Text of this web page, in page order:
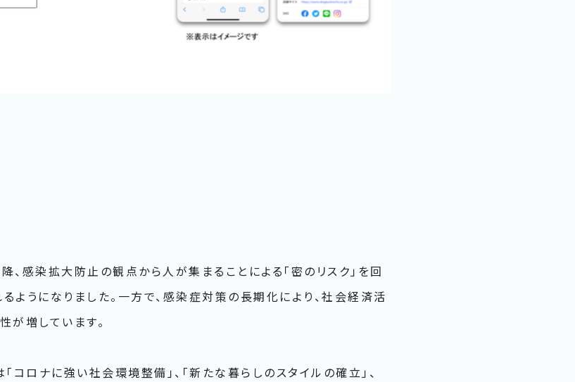
感染拡大防止の観点から人が集まることによる「密のリスク」を回
ようになりました。一方で、感染症対策の長期化により、社会経済活
が増しています。
コロナに強い社会環境整備」、「新たな暮らしのスタイルの確立」、